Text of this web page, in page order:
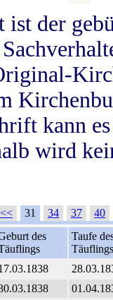
ist der
kann
wird
<< 31 34 37
40
des
Taufe
Täuflings